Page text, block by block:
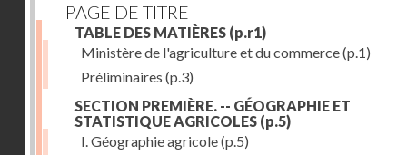
PAGE DE TITRE
TABLE DES MATIÈRES (p.r1)
Ministère de l'agriculture et du commerce(p.1)
Préliminaires (p.3)
SECTION PREMIÈRE. -- GÉOGRAPHIE ET
STATISTIQUE AGRICOLES (p.5)
I. Géographie agricole(p.5)